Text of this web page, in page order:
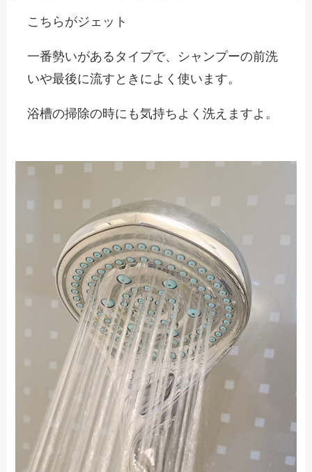
こちらがジェット
一番勢いがあるタイプで、シャンプーの前洗
いや最後に流すときによく使います。
浴槽の掃除の時にも気持ちよく洗えますよ。